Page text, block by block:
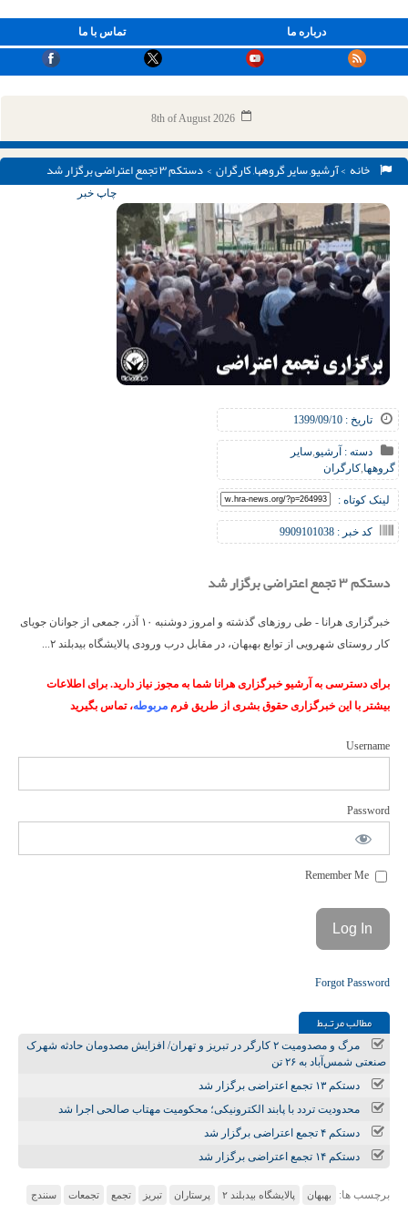
تماس با ما درباره ما
8th of August 2026
خانه >آرشیو,سایر گروهها,کارگران> دستکم ۳ تجمع اعتراضی برگزار شد
تاریخ : 1399/09/10
دسته : آرشیو,سایر
گروهها,کارگران
لینک کوتاه :
کد خبر : 9909101038
چاپ خبر
دستکم ۳ تجمع اعتراضی برگزار شد
خبرگزاری هرانا - طی روزهای گذشته و امروز دوشنبه ۱۰ آذر، جمعی از جوانان جویای
کار روستای شهرویی از توابع بهبهان، در مقابل درب ورودی پالایشگاه بیدبلند ۲...
برای دسترسی به آرشیو خبرگزاری هرانا شما به مجوز نیاز دارید. برای اطلاعات
بیشتر با این خبرگزاری حقوق بشری از طریق فرم مربوطه، تماس بگیرید
Username
Password
Forgot Password
مطالب مرتـبط
مرگ و مصدومیت ۲ کارگر در تبریز و تهران/ افزایش مصدومان حادثه شهرک
صنعتی شمس‌آباد به ۲۶ تن
دستکم ۱۳ تجمع اعتراضی برگزار شد
محدودیت تردد با پابند الکترونیکی؛ محکومیت مهتاب صالحی اجرا شد
دستکم ۴ تجمع اعتراضی برگزار شد
دستکم ۱۴ تجمع اعتراضی برگزار شد
برچسب ها: بهبهان پالایشگاه بیدبلند ۲ پرستاران تبریز تجمع تجمعات سنندج